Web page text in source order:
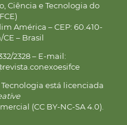
Ciência e Tecnologia do
América – CEP: 60.410-
– Brasil
2328 – E-mail:
está licenciada
(CC BY-NC-SA 4.0).